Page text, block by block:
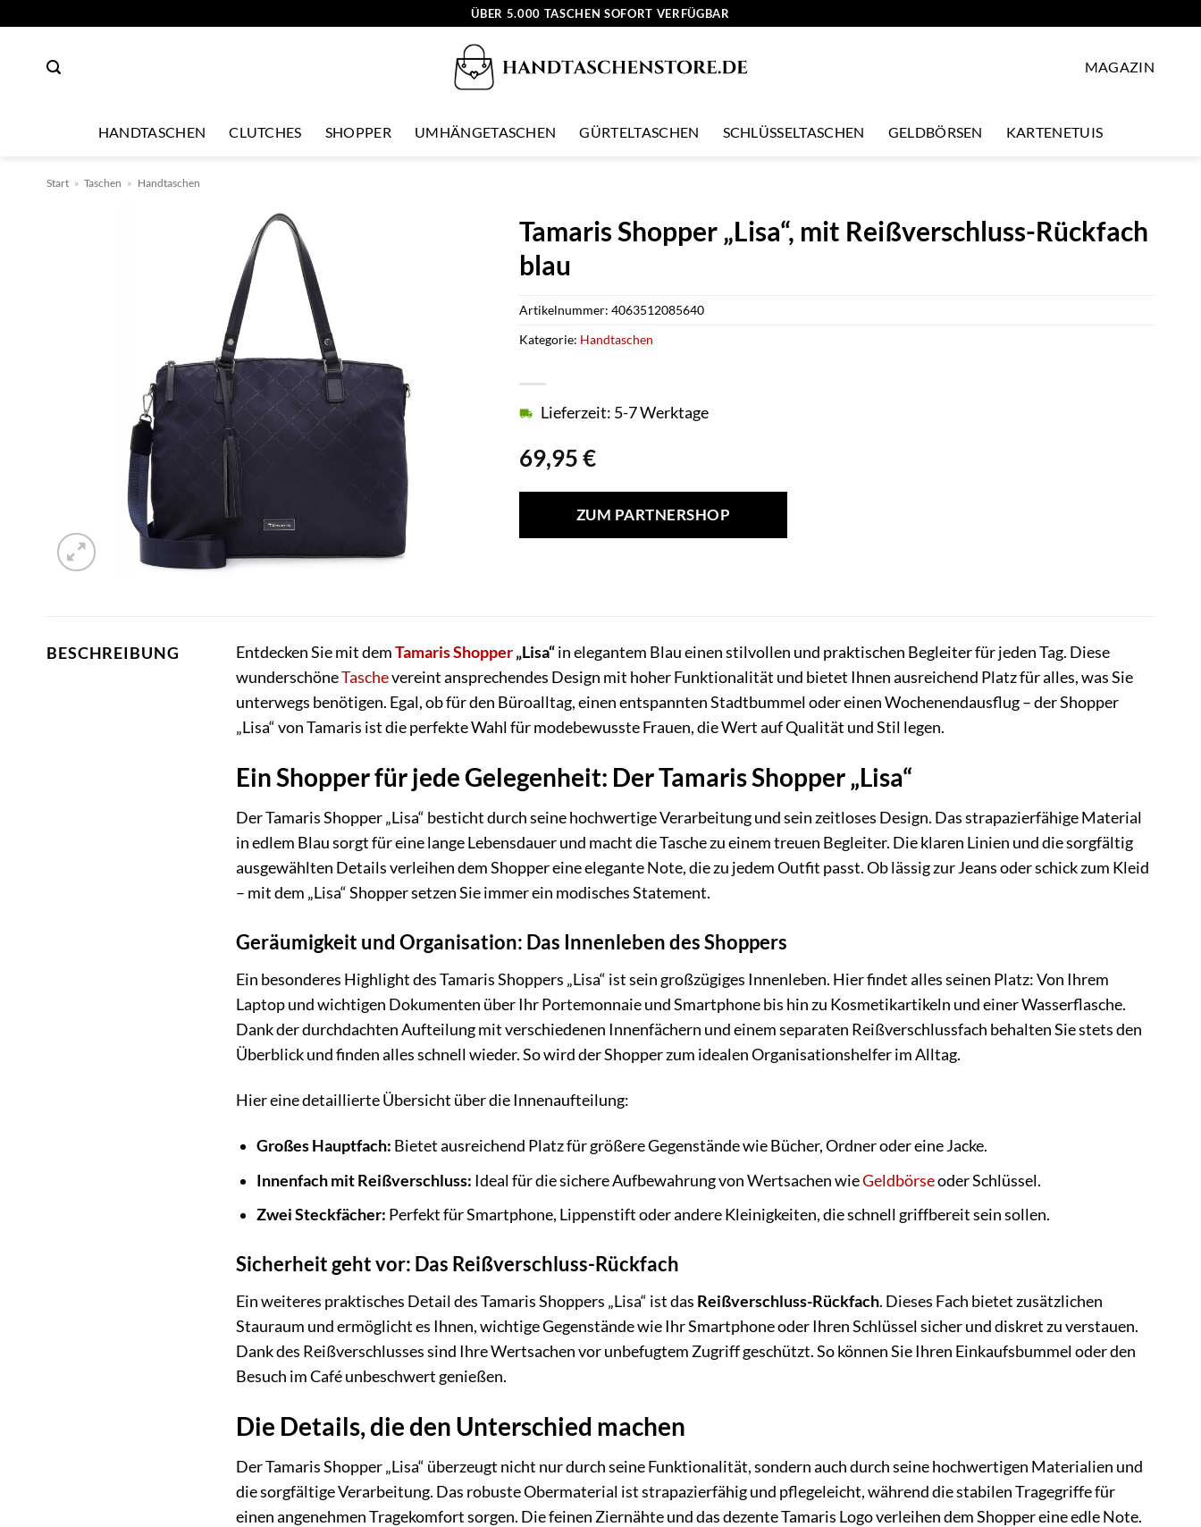
springen
ÜBER 5.000 TASCHEN SOFORT VERFÜGBAR
MAGAZIN
HANDTASCHEN CLUTCHES SHOPPER UMHÄNGETASCHEN GÜRTELTASCHEN SCHLÜSSELTASCHEN GELDBÖRSEN KARTENETUIS
Start » Taschen » Handtaschen
Tamaris Shopper „Lisa“, mit Reißverschluss-Rückfach
blau
69,95€
Lieferzeit: 5-7 Werktage
ZUM PARTNERSHOP
Artikelnummer:4063512085640
Kategorie: Handtaschen
BESCHREIBUNG Entdecken Sie mit demTamarisShopper„Lisa“in elegantem Blau einen stilvollen und praktischen Begleiter für jeden Tag. Diese
wunderschöneTaschevereint ansprechendes Design mit hoher Funktionalität und bietet Ihnen ausreichend Platz für alles, was Sie
unterwegs benötigen. Egal, ob für den Büroalltag, einen entspannten Stadtbummel oder einen Wochenendausflug – der Shopper
„Lisa“ von Tamaris ist die perfekte Wahl für modebewusste Frauen, die Wert auf Qualität und Stil legen.
Ein Shopper für jede Gelegenheit: Der Tamaris Shopper „Lisa“
Der Tamaris Shopper „Lisa“ besticht durch seine hochwertige Verarbeitung und sein zeitloses Design. Das strapazierfähige Material
in edlem Blau sorgt für eine lange Lebensdauer und macht die Tasche zu einem treuen Begleiter. Die klaren Linien und die sorgfältig
ausgewählten Details verleihen dem Shopper eine elegante Note, die zu jedem Outfit passt. Ob lässig zur Jeans oder schick zum Kleid
– mit dem „Lisa“ Shopper setzen Sie immer ein modisches Statement.
Geräumigkeit und Organisation: Das Innenleben des Shoppers
Ein besonderes Highlight des Tamaris Shoppers „Lisa“ ist sein großzügiges Innenleben. Hier findet alles seinen Platz: Von Ihrem
Laptop und wichtigen Dokumenten über Ihr Portemonnaie und Smartphone bis hin zu Kosmetikartikeln und einer Wasserflasche.
Dank der durchdachten Aufteilung mit verschiedenen Innenfächern und einem separaten Reißverschlussfach behalten Sie stets den
Überblick und finden alles schnell wieder. So wird der Shopper zum idealen Organisationshelfer im Alltag.
Hier eine detaillierte Übersicht über die Innenaufteilung:
Großes Hauptfach: Bietet ausreichend Platz für größere Gegenstände wie Bücher, Ordner oder eine Jacke.
Innenfach mit Reißverschluss: Ideal für die sichere Aufbewahrung von Wertsachen wieGeldbörseoder Schlüssel.
Zwei Steckfächer: Perfekt für Smartphone, Lippenstift oder andere Kleinigkeiten, die schnell griffbereit sein sollen.
Sicherheit geht vor: Das Reißverschluss-Rückfach
Ein weiteres praktisches Detail des Tamaris Shoppers „Lisa“ ist das Reißverschluss-Rückfach. Dieses Fach bietet zusätzlichen
Stauraum und ermöglicht es Ihnen, wichtige Gegenstände wie Ihr Smartphone oder Ihren Schlüssel sicher und diskret zu verstauen.
Dank des Reißverschlusses sind Ihre Wertsachen vor unbefugtem Zugriff geschützt. So können Sie Ihren Einkaufsbummel oder den
Besuch im Café unbeschwert genießen.
Die Details, die den Unterschied machen
Der Tamaris Shopper „Lisa“ überzeugt nicht nur durch seine Funktionalität, sondern auch durch seine hochwertigen Materialien und
die sorgfältige Verarbeitung. Das robuste Obermaterial ist strapazierfähig und pflegeleicht, während die stabilen Tragegriffe für
einen angenehmen Tragekomfort sorgen. Die feinen Ziernähte und das dezente Tamaris Logo verleihen dem Shopper eine edle Note.